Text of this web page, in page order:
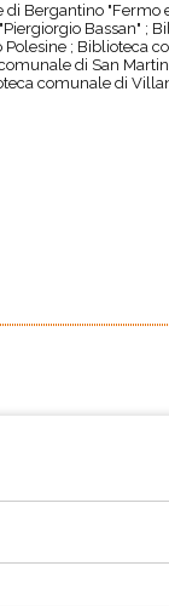
Bergantino "Fermo
Bassan" ;
; Biblioteca
di San
comunale di